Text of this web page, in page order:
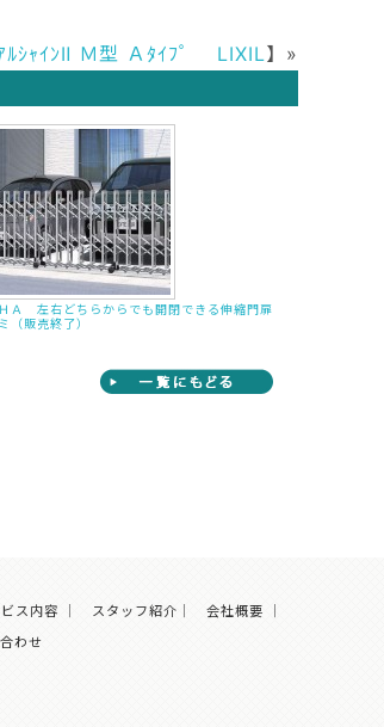
ﾙｼｬｲﾝⅡ Ｍ型 Ａﾀｲﾌﾟ LIXIL】»
Ａ 左右どちらからでも開閉できる伸縮門扉
（販売終了）
ス内容 スタッフ紹介 会社概要
わせ